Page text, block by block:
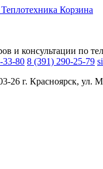
Теплотехника Корзина
и консультации по
33-80 8 (391) 290-25-79
26 г. Красноярск, ул.